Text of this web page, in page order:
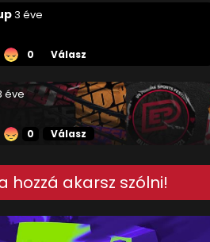
3 éve
0 Válasz
éve
0 Válasz
hozzá akarsz szólni!